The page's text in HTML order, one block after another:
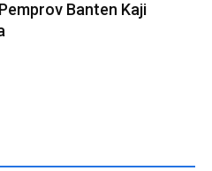
Banten Kaji